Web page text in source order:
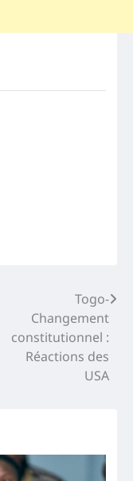
Togo-
Changement
constitutionnel :
Réactions des
USA